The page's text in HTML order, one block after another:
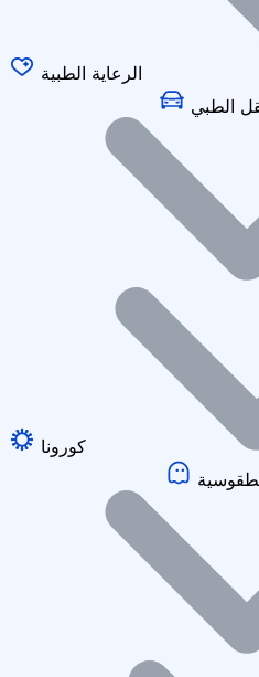
الرعاية الطبية
الطبي
كورونا